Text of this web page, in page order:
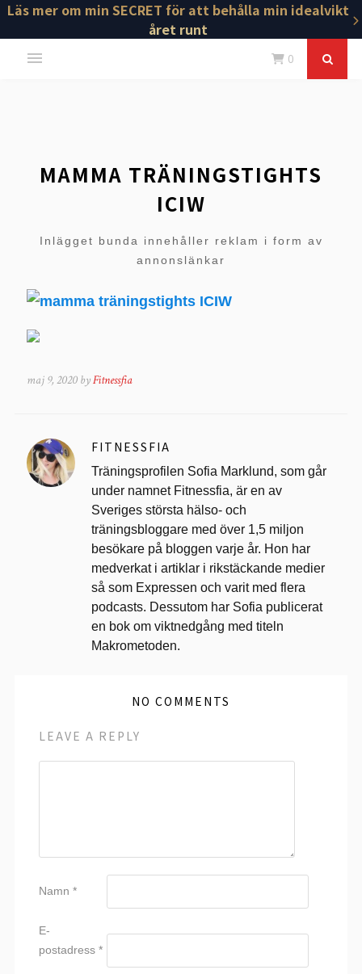
Läs mer om min SECRET för att behålla min idealvikt
året runt
0
MAMMA TRÄNINGSTIGHTS
ICIW
Inlägget bunda innehåller reklam i form av
annonslänkar
maj 9, 2020 byFitnessfia
FITNESSFIA
Träningsprofilen Sofia Marklund, som går
under namnet Fitnessfia, är en av
Sveriges största hälso- och
träningsbloggare med över 1,5 miljon
besökare på bloggen varje år. Hon har
medverkat i artiklar i rikstäckande medier
så som Expressen och varit med flera
podcasts. Dessutom har Sofia publicerat
en bok om viktnedgång med titeln
Makrometoden.
NO COMMENTS
LEAVE A REPLY
Namn *
E-
postadress *